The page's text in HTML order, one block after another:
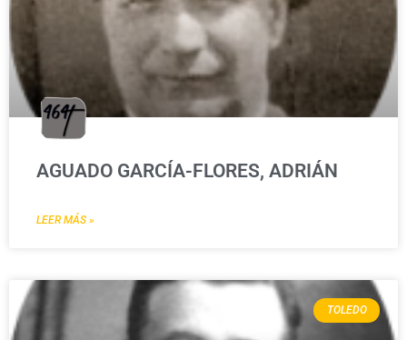
AGUADO GARCÍA-FLORES, ADRIÁN
LEER MÁS »
TOLEDO